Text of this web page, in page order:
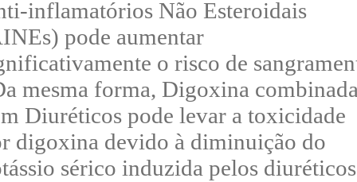
inflamatórios Não Esteroidais
pode aumentar
o risco de
mesma forma, Digoxina
Diuréticos pode levar a toxicidade
digoxina devido à diminuição do
sérico induzida pelos